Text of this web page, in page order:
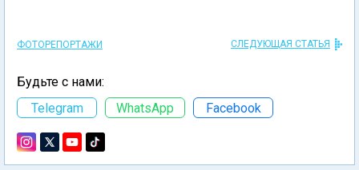
ФОТОРЕПОРТАЖИ СЛЕДУЮЩАЯ СТАТЬЯ
Будьте с нами:
Telegram
WhatsApp Facebook